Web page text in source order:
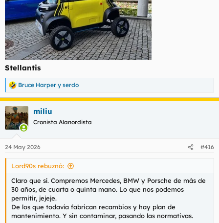
Stellantis
R
e
a
c
c
i
e
s
Bruce Harper y serdo
miliu
Cronista Alanordista
24 May 2026 #416
Lord90s rebuznó:
Claro que sí. Compremos Mercedes, BMW y Porsche de más de
30 años, de cuarta o quinta mano. Lo que nos podemos
permitir, jejeje.
De los que todavía fabrican recambios y hay plan de
mantenimiento. Y sin contaminar, pasando las normativas.